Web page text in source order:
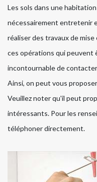
Les sols dans une
nécessairement entretenir
réaliser des travaux de
ces opérations qui peuvent
incontournable de
Ainsi, on peut vous
Veuillez noter qu'il peut
intéressants. Pour les
téléphoner directement.